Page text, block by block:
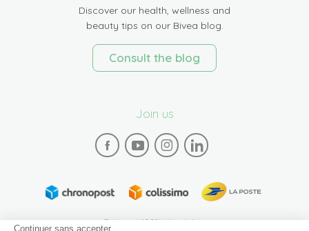
Discover our health, wellness and
beauty tips on our Bivea blog.
Consult the blog
Join us
Paiement 100% sécurisé
Continuer sans accepter